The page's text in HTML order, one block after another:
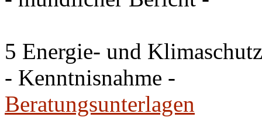
5 Energie- und
- Kenntnisnahme -
Beratungsunterlagen